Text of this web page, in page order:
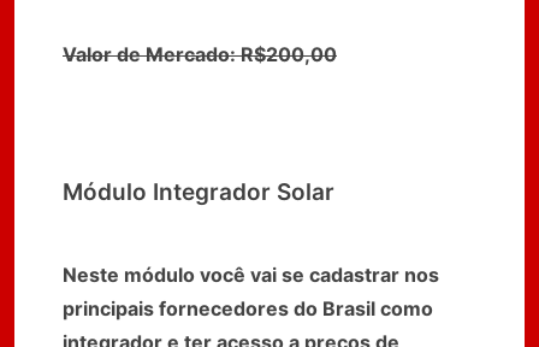
Valor de Mercado: R$200,00
Módulo Integrador Solar
Neste módulo você vai se cadastrar nos
principais fornecedores do Brasil como
integrador e ter acesso a preços de